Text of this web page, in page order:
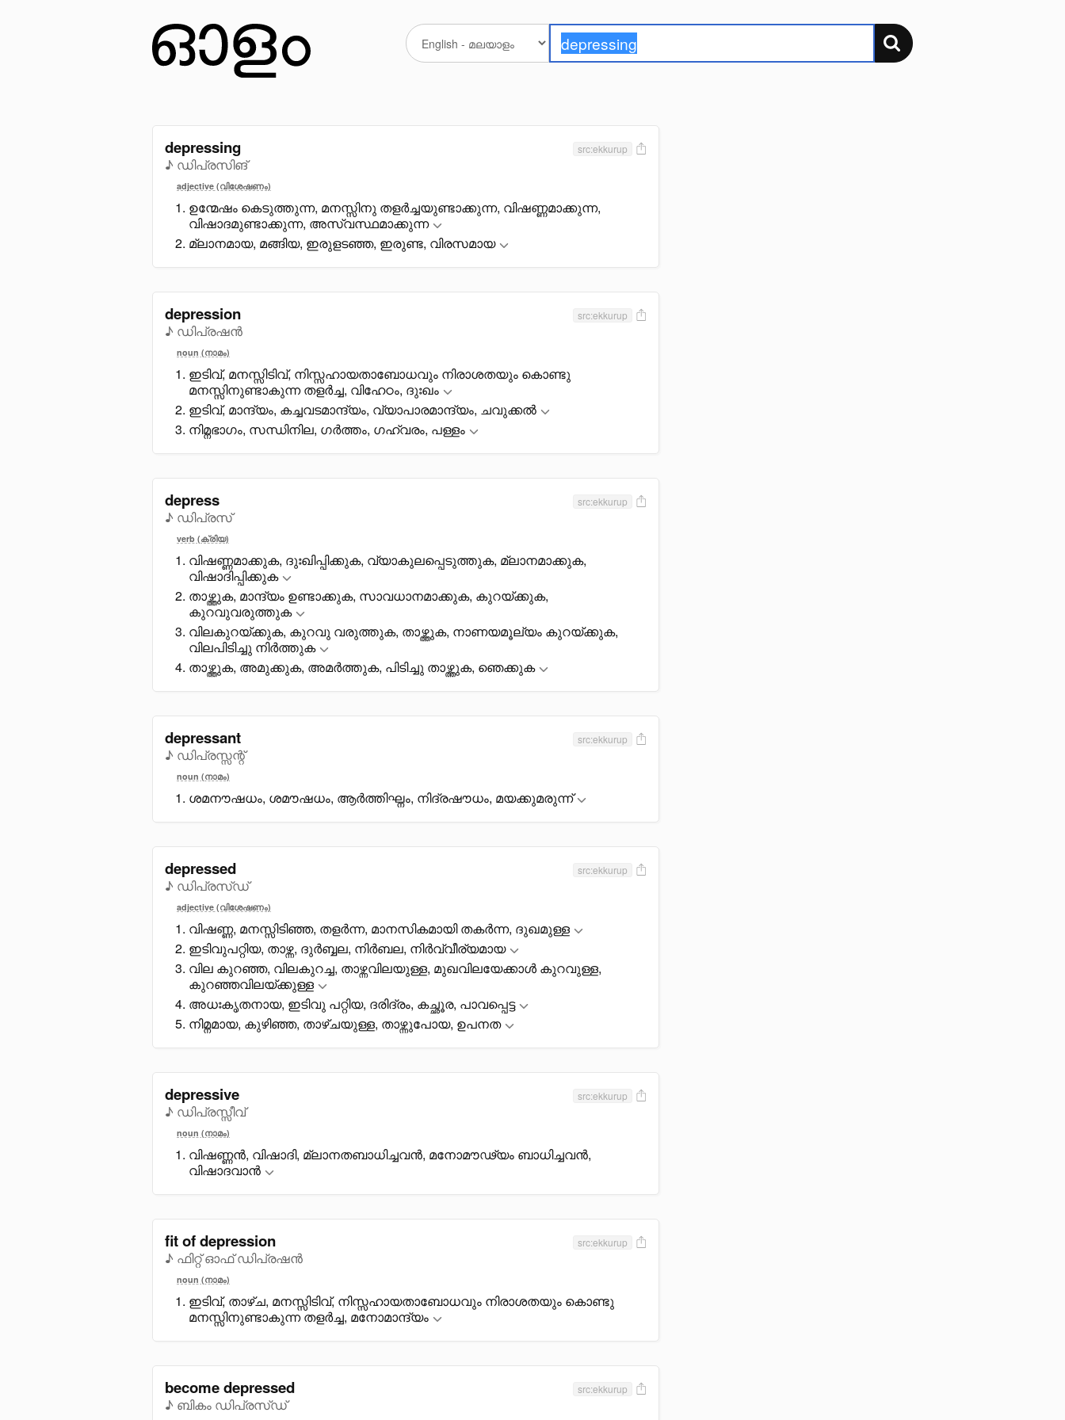
depressing
♪ ഡിപ്രസിങ്
src:ekkurup
adjective (വിശേഷണം)
ഉന്മേഷം കെടുത്തുന്ന, മനസ്സിനു തളർച്ചയുണ്ടാക്കുന്ന, വിഷണ്ണമാക്കുന്ന,
വിഷാദമുണ്ടാക്കുന്ന, അസ്വസ്ഥമാക്കുന്ന
മ്ലാനമായ, മങ്ങിയ, ഇരുളടഞ്ഞ, ഇരുണ്ട, വിരസമായ
depression
♪ ഡിപ്രഷൻ
src:ekkurup
noun (നാമം)
ഇടിവ്, മനസ്സിടിവ്, നിസ്സഹായതാബോധവും നിരാശതയും കൊണ്ടു
മനസ്സിനുണ്ടാകുന്ന തളർച്ച, വിഹേഠം, ദുഃഖം
ഇടിവ്, മാന്ദ്യം, കച്ചവടമാന്ദ്യം, വ്യാപാരമാന്ദ്യം, ചവുക്കൽ
നിമ്നഭാഗം, സന്ധിനില, ഗർത്തം, ഗഹ്വരം, പള്ളം
depress
♪ ഡിപ്രസ്
src:ekkurup
verb (ക്രിയ)
വിഷണ്ണമാക്കുക, ദുഃഖിപ്പിക്കുക, വ്യാകുലപ്പെടുത്തുക, മ്ലാനമാക്കുക,
വിഷാദിപ്പിക്കുക
താഴ്ത്തുക, മാന്ദ്യം ഉണ്ടാക്കുക, സാവധാനമാക്കുക, കുറയ്ക്കുക,
കുറവുവരുത്തുക
വിലകുറയ്ക്കുക, കുറവു വരുത്തുക, താഴ്ത്തുക, നാണയമൂല്യം കുറയ്ക്കുക,
വിലപിടിച്ചു നിർത്തുക
താഴ്ത്തുക, അമുക്കുക, അമർത്തുക, പിടിച്ചു താഴ്ത്തുക, ഞെക്കുക
depressant
♪ ഡിപ്രസ്സന്റ്
src:ekkurup
noun (നാമം)
ശമനൗഷധം, ശമൗഷധം, ആർത്തിഘ്നം, നിദ്രഷൗധം, മയക്കുമരുന്ന്
depressed
♪ ഡിപ്രസ്ഡ്
src:ekkurup
adjective (വിശേഷണം)
വിഷണ്ണ, മനസ്സിടിഞ്ഞ, തളർന്ന, മാനസികമായി തകർന്ന, ദുഖമുള്ള
ഇടിവുപറ്റിയ, താഴ്ന്ന, ദുർബ്ബല, നിർബല, നിർവ്വീര്യമായ
വില കുറഞ്ഞ, വിലകുറച്ച, താഴ്ന്നവിലയുള്ള, മുഖവിലയേക്കാൾ കുറവുള്ള,
കുറഞ്ഞവിലയ്ക്കുള്ള
അധഃകൃതനായ, ഇടിവു പറ്റിയ, ദരിദ്രം, കച്ഛൂര, പാവപ്പെട്ട
നിമ്നമായ, കുഴിഞ്ഞ, താഴ്ചയുള്ള, താഴ്ന്നുപോയ, ഉപനത
depressive
♪ ഡിപ്രസ്സീവ്
src:ekkurup
noun (നാമം)
വിഷണ്ണൻ, വിഷാദി, മ്ലാനതബാധിച്ചവൻ, മനോമൗഢ്യം ബാധിച്ചവൻ,
വിഷാദവാൻ
fit of depression
♪ ഫിറ്റ് ഓഫ് ഡിപ്രഷൻ
src:ekkurup
noun (നാമം)
ഇടിവ്, താഴ്ച, മനസ്സിടിവ്, നിസ്സഹായതാബോധവും നിരാശതയും കൊണ്ടു
മനസ്സിനുണ്ടാകുന്ന തളർച്ച, മനോമാന്ദ്യം
become depressed
♪ ബികം ഡിപ്രസ്ഡ്
src:ekkurup